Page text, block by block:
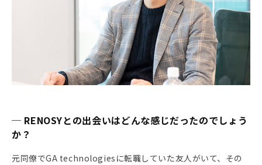
─ RENOSYとの出会いはどんな感じだったのでしょう
か？
元同僚でGA technologiesに転職していた友人がいて、その